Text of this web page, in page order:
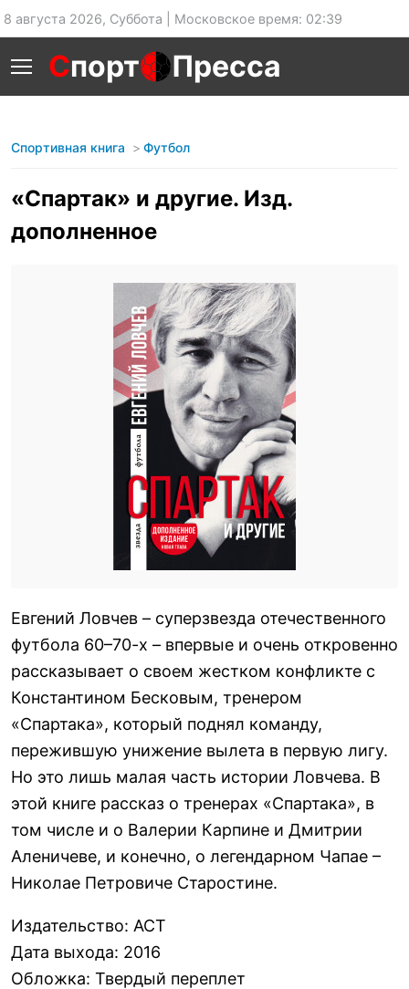
8 августа 2026, Суббота | Московское время: 02:39
Спорт Пресса
Спортивная книга Футбол
«Спартак» и другие. Изд.
дополненное
Евгений Ловчев – суперзвезда отечественного
футбола 60–70-х – впервые и очень откровенно
рассказывает о своем жестком конфликте с
Константином Бесковым, тренером
«Спартака», который поднял команду,
пережившую унижение вылета в первую лигу.
Но это лишь малая часть истории Ловчева. В
этой книге рассказ о тренерах «Спартака», в
том числе и о Валерии Карпине и Дмитрии
Аленичеве, и конечно, о легендарном Чапае –
Николае Петровиче Старостине.
Издательство: АСТ
Дата выхода: 2016
Обложка: Твердый переплет